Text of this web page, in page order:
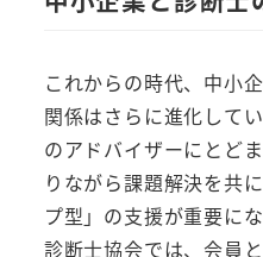
これからの時代、中小
関係はさらに進化して
のアドバイザーにとど
りながら課題解決を共
プ型」の支援が重要に
診断士協会では、会員